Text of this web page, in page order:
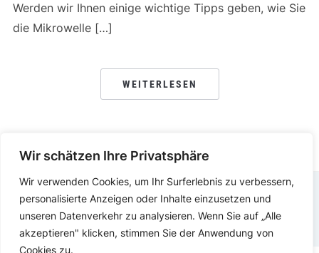
Wir schätzen Ihre Privatsphäre
Wir verwenden Cookies, um Ihr Surferlebnis zu verbessern,
personalisierte Anzeigen oder Inhalte einzusetzen und
unseren Datenverkehr zu analysieren. Wenn Sie auf „Alle
akzeptieren" klicken, stimmen Sie der Anwendung von
Cookies zu.
Werden wir Ihnen einige wichtige Tipps geben, wie Sie
die Mikrowelle […]
WEITERLESEN
IMPRESSUM DATENSCHUTZERKLÄRUNG